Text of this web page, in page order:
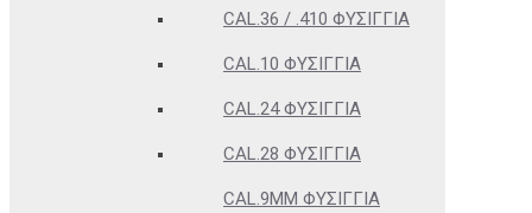
CAL.36 / .410 ΦΥΣΊΓΓΙΑ
CAL.10 ΦΥΣΊΓΓΙΑ
CAL.24 ΦΥΣΊΓΓΙΑ
CAL.28 ΦΥΣΊΓΓΙΑ
CAL.9MM ΦΥΣΊΓΓΙΑ